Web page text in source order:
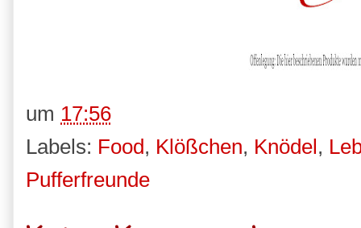
um 17:56
Labels: Food, Klößchen, Knödel,
Pufferfreunde